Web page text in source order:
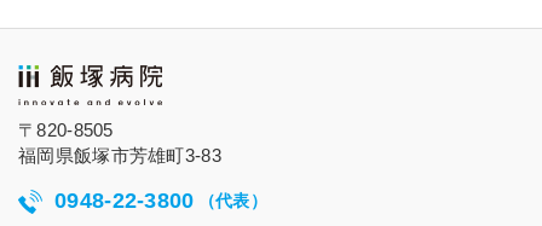
〒820-8505
福岡県飯塚市芳雄町3-83
0948-22-3800 （代表）